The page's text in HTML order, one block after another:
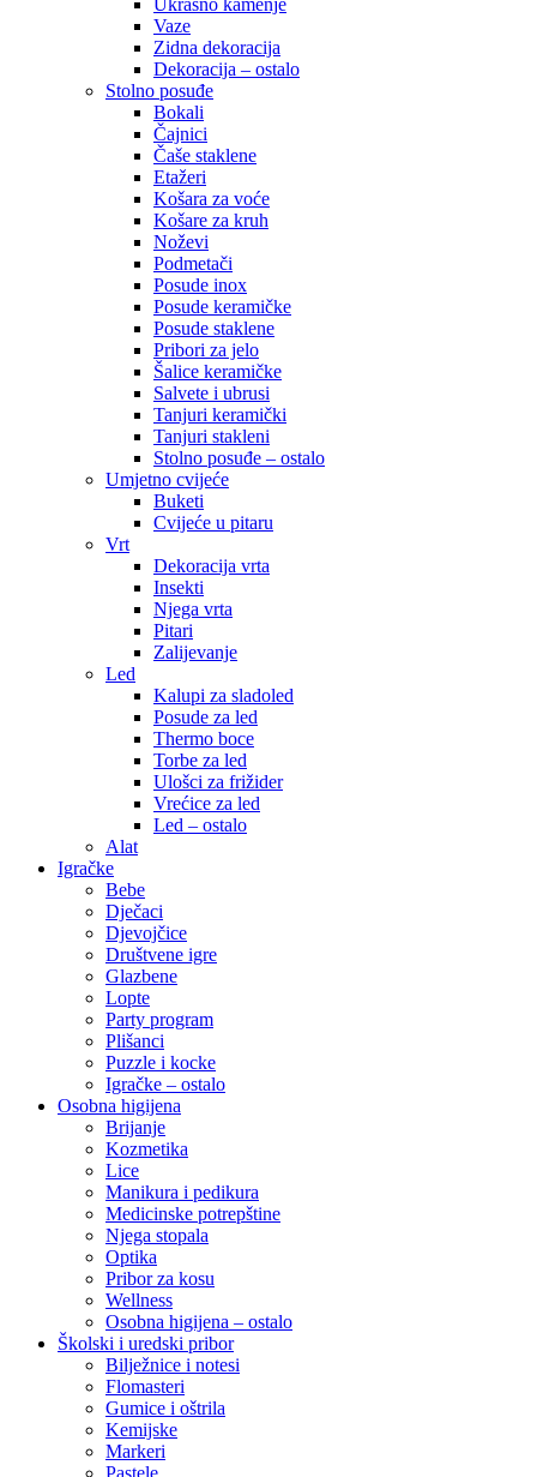
Ukrasno kamenje
Vaze
Zidna dekoracija
Dekoracija – ostalo
Stolno posuđe
Bokali
Čajnici
Čaše staklene
Etažeri
Košara za voće
Košare za kruh
Noževi
Podmetači
Posude inox
Posude keramičke
Posude staklene
Pribori za jelo
Šalice keramičke
Salvete i ubrusi
Tanjuri keramički
Tanjuri stakleni
Stolno posuđe – ostalo
Umjetno cvijeće
Buketi
Cvijeće u pitaru
Vrt
Dekoracija vrta
Insekti
Njega vrta
Pitari
Zalijevanje
Led
Kalupi za sladoled
Posude za led
Thermo boce
Torbe za led
Ulošci za frižider
Vrećice za led
Led – ostalo
Alat
Igračke
Bebe
Dječaci
Djevojčice
Društvene igre
Glazbene
Lopte
Party program
Plišanci
Puzzle i kocke
Igračke – ostalo
Osobna higijena
Brijanje
Kozmetika
Lice
Manikura i pedikura
Medicinske potrepštine
Njega stopala
Optika
Pribor za kosu
Wellness
Osobna higijena – ostalo
Školski i uredski pribor
Bilježnice i notesi
Flomasteri
Gumice i oštrila
Kemijske
Markeri
Pastele